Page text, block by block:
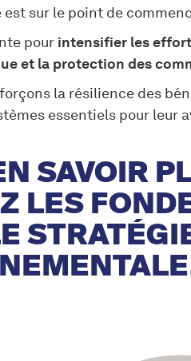
sur le point de
pour intensifier les
et la protection des
la résilience des
essentiels pour leur
SAVOIR
LES